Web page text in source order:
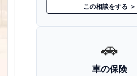
この相談をする ＞
🚗
車の保険